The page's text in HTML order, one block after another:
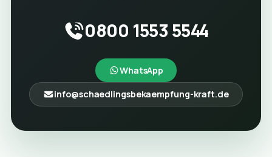
0800 1553 5544
WhatsApp
info@schaedlingsbekaempfung-kraft.de